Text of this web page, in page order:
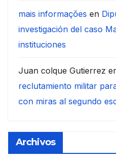
mais informações en
investigación del caso
instituciones
Juan colque Gutierrez
reclutamiento militar
con miras al segundo
Archivos